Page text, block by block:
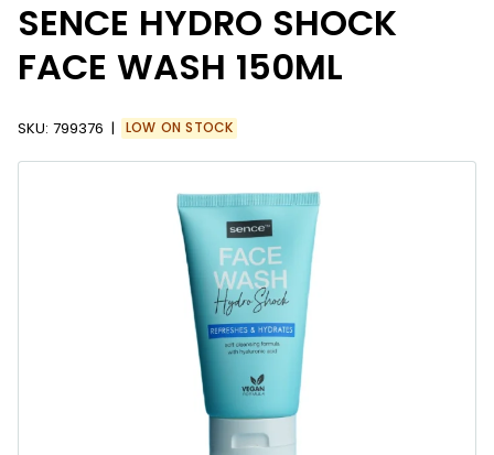
SENCE HYDRO SHOCK
FACE WASH 150ML
SKU: 799376 LOW ON STOCK